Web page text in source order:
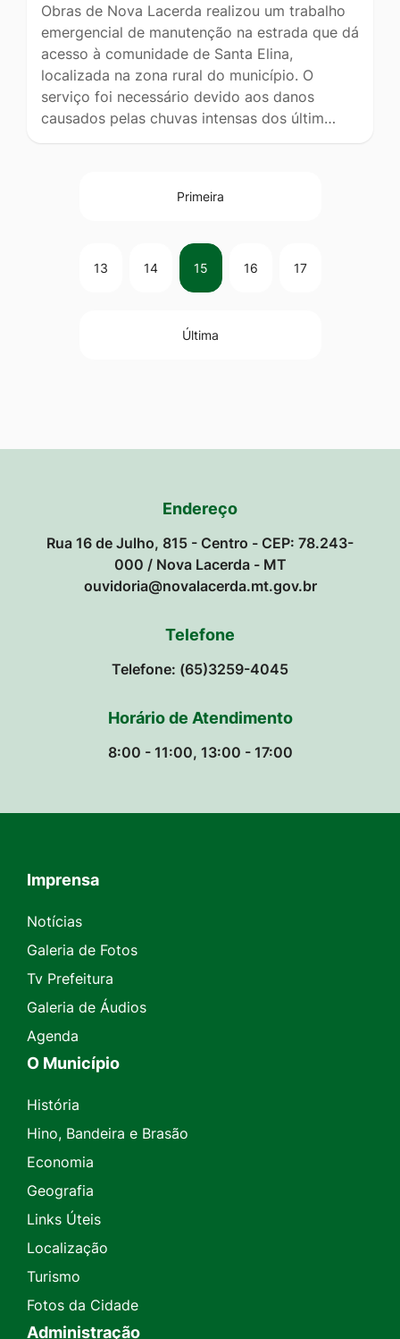
Obras de Nova Lacerda realizou um trabalho
emergencial de manutenção na estrada que dá
acesso à comunidade de Santa Elina,
localizada na zona rural do município. O
serviço foi necessário devido aos danos
causados pelas chuvas intensas dos últim…
Primeira
13 14 15 16 17
Última
Endereço
Rua 16 de Julho, 815 - Centro - CEP: 78.243-
000 / Nova Lacerda - MT
ouvidoria@novalacerda.mt.gov.br
Telefone
Telefone: (65)3259-4045
Horário de Atendimento
8:00 - 11:00, 13:00 - 17:00
Seção do Rodapé e Contato
Imprensa
Notícias
Galeria de Fotos
Tv Prefeitura
Galeria de Áudios
Agenda
O Município
História
Hino, Bandeira e Brasão
Economia
Geografia
Links Úteis
Localização
Turismo
Fotos da Cidade
Administração